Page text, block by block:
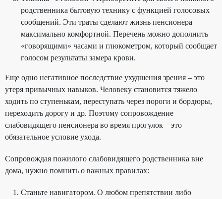
родственника бытовую технику с функцией голосовых
сообщений. Эти траты сделают жизнь пенсионера
максимально комфортной. Перечень можно дополнить
«говорящими» часами и глюкометром, который сообщает
голосом результаты замера крови.
Еще одно негативное последствие ухудшения зрения – это
утеря привычных навыков. Человеку становится тяжело
ходить по ступенькам, переступать через пороги и бордюры,
переходить дорогу и др. Поэтому сопровождение
слабовидящего пенсионера во время прогулок – это
обязательное условие ухода.
Сопровождая пожилого слабовидящего родственника вне
дома, нужно помнить о важных правилах:
Станьте навигатором. О любом препятствии либо